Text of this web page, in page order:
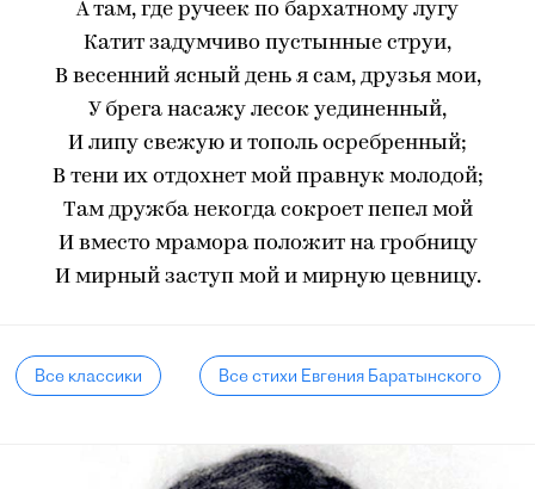
А там, где ручеек по бархатному лугу
Катит задумчиво пустынные струи,
В весенний ясный день я сам, друзья мои,
У брега насажу лесок уединенный,
И липу свежую и тополь осребренный;
В тени их отдохнет мой правнук молодой;
Там дружба некогда сокроет пепел мой
И вместо мрамора положит на гробницу
И мирный заступ мой и мирную цевницу.
Все классики Все стихи Евгения Баратынского